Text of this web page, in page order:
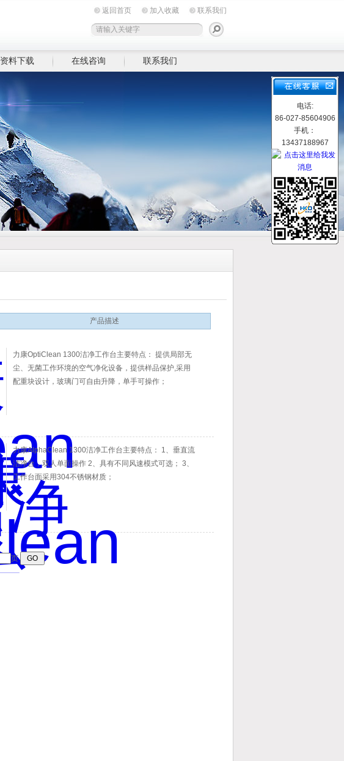
返回首页 加入收藏 联系我们
资料下载 在线咨询 联系我们
产品描述
力康OptiClean 1300洁净工作台主要特点： 提供局部无
尘、无菌工作环境的空气净化设备，提供样品保护,采用
配重块设计，玻璃门可自由升降，单手可操作；
力康AlphaClean 1300洁净工作台主要特点： 1、垂直流
洁净台，双人单面操作 2、具有不同风速模式可选； 3、
工作台面采用304不锈钢材质；
页
电话:
86-027-85604906
手机：
13437188967